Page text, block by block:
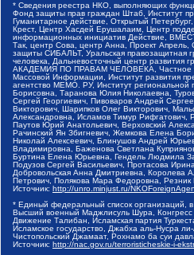
* Сведения реестра НКО, выполняющих
Фонд защиты прав граждан Штаб, Институт
Гуманитарное действие, Открытый
Крест, Центр Хасдей Ерушалаим, Центр
информационных инициатив Действие,
Так, центр Сова, центр Анна, Проект
защиты СИБАЛЬТ, Уральская правозащитная
человека, Дальневосточный центр развития
АКАДЕМИЯ ПО ПРАВАМ ЧЕЛОВЕКА, Частное
Массовой Информации, Институт развития
агентство МЕМО. РУ, Институт
Борисовна, Таранова Юлия Николаевна,
Сергей Георгиевич, Пивоваров Андрей
Викторович, Шарипков Олег Викторович,
Александровна, Исламов Тимур
Паутов Юрий Анатольевич, Верховский
Рачинский Ян Збигневич, Жемкова Елена
Николай Алексеевич, Блинушов Андрей
Владимировна, Баженова Светлана
Буртина Елена Юрьевна, Гендель Людмила
Подузов Сергей Васильевич, Протасова
Добровольская Анна Дмитриевна, Королева
Петрович, Полякова Мара Федоровна, Резник
Источник: http://unro.minjust.ru/
* Единый федеральный список организаций,
Высший военный Маджлисуль Шура, Конгресс
Движение Талибан, Исламская партия
Исламское государство, Джабха аль-Нусра
Чистопольский Джамаат, Рохнамо ба суи
Источник: http://nac.gov.ru/terroristicheskie-i-